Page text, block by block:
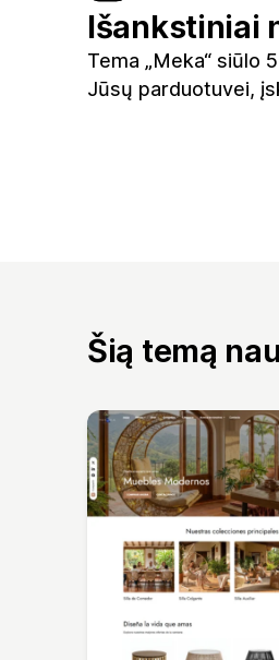
Išankstiniai
Tema „Meka“ siūlo
Jūsų parduotuvei,
Šią temą